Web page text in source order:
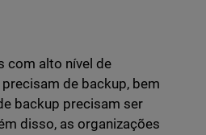
com alto nível de
de backup, bem
backup precisam ser
disso, as organizações